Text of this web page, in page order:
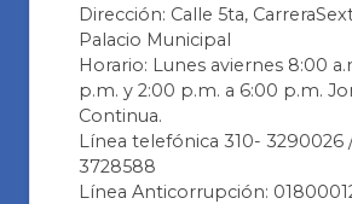
Dirección: Calle 5ta,
Palacio Municipal
Horario: Lunes aviernes 8:00
p.m. y 2:00 p.m. a 6:00 p.m.
Continua.
Línea telefónica 310- 3290026
3728588
Línea Anticorrupción: